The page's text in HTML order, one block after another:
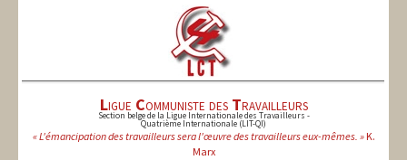
Ligue Communiste des Travailleurs
Section belge de la Ligue Internationale des Travailleurs -
Quatrième Internationale (LIT-QI)
« L'émancipation des travailleurs sera l'œuvre des travailleurs eux-mêmes. »K.
Marx